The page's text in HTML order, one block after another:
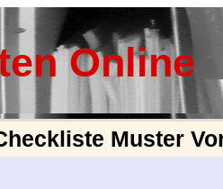
Online
Muster